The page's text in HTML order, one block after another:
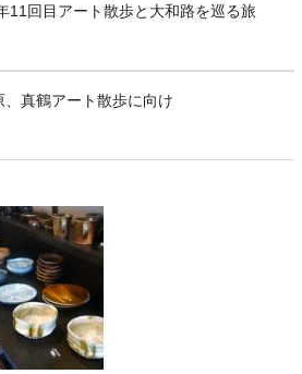
11回目アート散歩と大和路を巡る旅
、真鶴アート散歩に向け